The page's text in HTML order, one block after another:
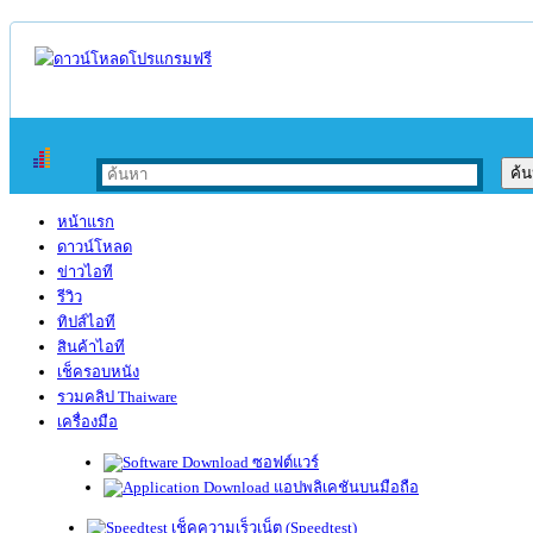
หน้าแรก
ดาวน์โหลด
ข่าวไอที
รีวิว
ทิปส์ไอที
สินค้าไอที
เช็ครอบหนัง
รวมคลิป Thaiware
เครื่องมือ
ซอฟต์แวร์
แอปพลิเคชันบนมือถือ
เช็คความเร็วเน็ต (Speedtest)